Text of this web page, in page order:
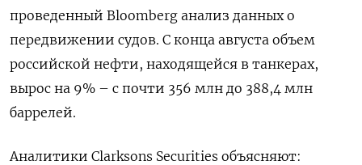
проведенный Bloomberg анализ данных о
передвижении судов. С конца августа объем
российской нефти, находящейся в танкерах,
вырос на 9% – с почти 356 млн до 388,4 млн
баррелей.
Аналитики Clarksons Securities объясняют: